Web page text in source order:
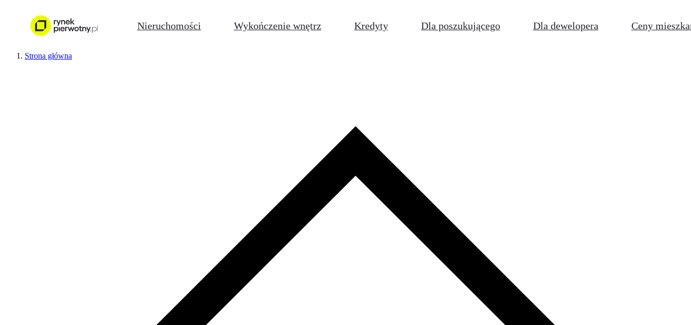
Nieruchomości Wykończenie wnętrz Kredyty Dla poszukującego Dla dewelopera Ceny
Strona główna